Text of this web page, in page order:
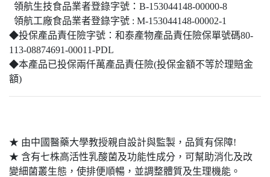
領航生技食品業者登錄字號：B-153044148-00000-8
領航工廠食品業者登錄字號 : M-153044148-00002-1
◆投保產品責任險字號：和泰產物產品責任險保單號碼80-
113-08874691-00011-PDL
◆本產品已投保兩仟萬產品責任險(投保金額不等於理賠金
額)
★ 由中國醫藥大學教授親自設計與監製，品質有保障!
★ 含有七株高活性乳酸菌及功能性成分，可幫助消化及改
變細菌叢生態，使排便順暢，並調整體質及生理機能。